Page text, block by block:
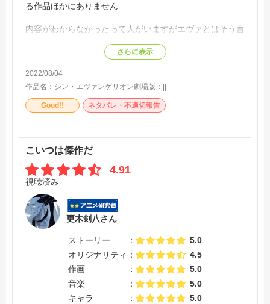
る作品ほかにありません
内容がわからなかったって人がいますがエヴァとはそう言
メを見た後にいろんな人の考察を見て楽しんだり、自分で
色々考察してみたりするのが楽しいんです。
でも、ふわっといた終わり方じゃなくてはっきりして欲し
いって言う世の中に今はなってるから受け付けない人もい
るんですね
自分としてはエヴァの最後にふさわしい終わり方だったと
庵野監督、ありがとうそしてお疲れ様
さらに表示
2022/08/04
作品名： シン・エヴァンゲリオン劇場版：||
Good!! ネタバレ・不適切報告
こいつは傑作だ
4.91
視聴済み
更木剣八さん
ストーリー
5.0
オリジナリティ
4.5
作画
5.0
音楽
5.0
キャラ
5.0